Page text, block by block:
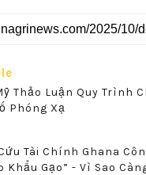
Thảo Luận Quy Trình
Phóng Xạ
Tài Chính Ghana
Khẩu Gạo” - Vì Sao